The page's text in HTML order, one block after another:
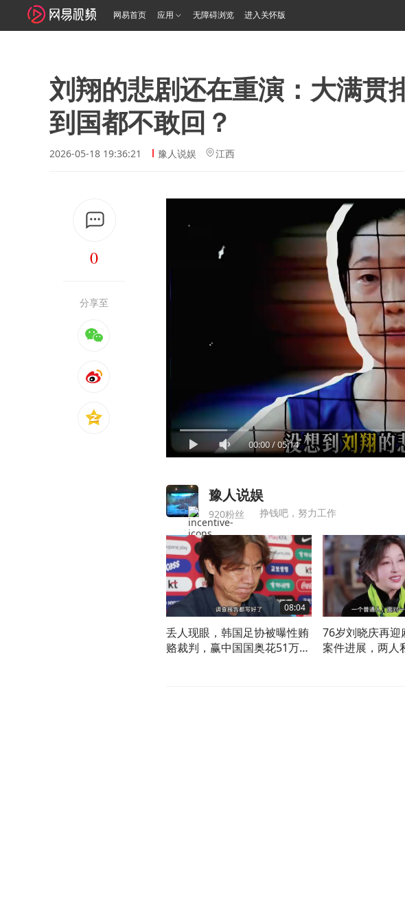
网易首页 应用 无障碍浏览 进入关怀版
刘翔的悲剧还在重演：大满贯
到国都不敢回？
2026-05-18 19:36:21 豫人说娱 江西
0
分享至
00:00/05:14
豫人说娱
920粉丝 挣钱吧，努力工作
08:04
丢人现眼，韩国足协被曝性贿
赂裁判，赢中国国奥花51万，
76岁刘晓庆再迎
案件进展，两人